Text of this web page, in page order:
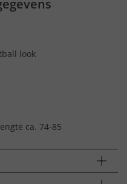
look
ca. 74-85